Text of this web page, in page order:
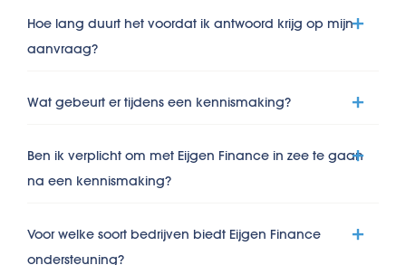
Hoe lang duurt het voordat ik antwoord krijg op mijn
aanvraag?
Wat gebeurt er tijdens een kennismaking?
Ben ik verplicht om met Eijgen Finance in zee te gaan
na een kennismaking?
Voor welke soort bedrijven biedt Eijgen Finance
ondersteuning?